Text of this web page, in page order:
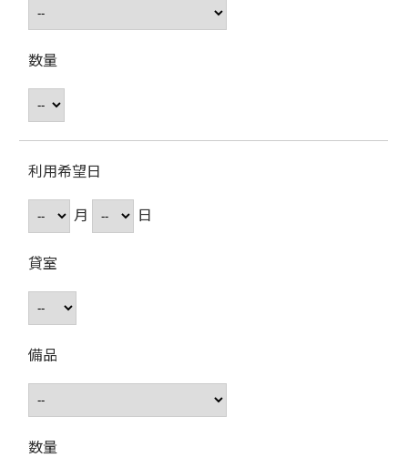
数量
利用希望日
月
日
貸室
備品
数量